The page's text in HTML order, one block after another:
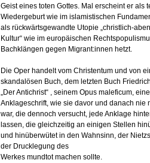
Geist eines toten Gottes. Mal erscheint er als
Wiedergeburt wie im islamistischen
als rückwärtsgewandte Utopie „christlich-
Kultur“ wie im europäischen
Bachklängen gegen Migrant:innen hetzt.
Die Oper handelt vom Christentum und von
skandalösen Buch, dem letzten Buch
„Der Antichrist“ , seinem Opus maleficum,
Anklageschrift, wie sie davor und danach nie
war, die dennoch versucht, jede Anklage
lassen, die gleichzeitig an einigen Stellen
und hinüberwütet in den Wahnsinn, der
der Drucklegung des
Werkes mundtot machen sollte.